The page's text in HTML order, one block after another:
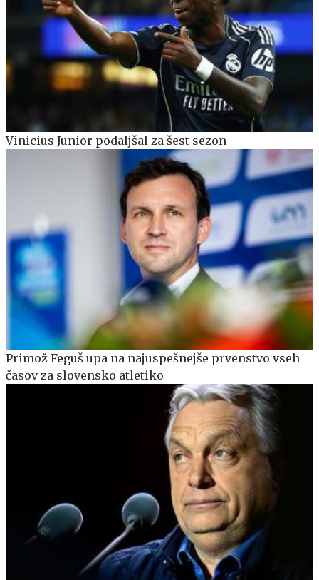
Vinicius Junior podaljšal za šest sezon
Primož Feguš upa na najuspešnejše prvenstvo vseh
časov za slovensko atletiko